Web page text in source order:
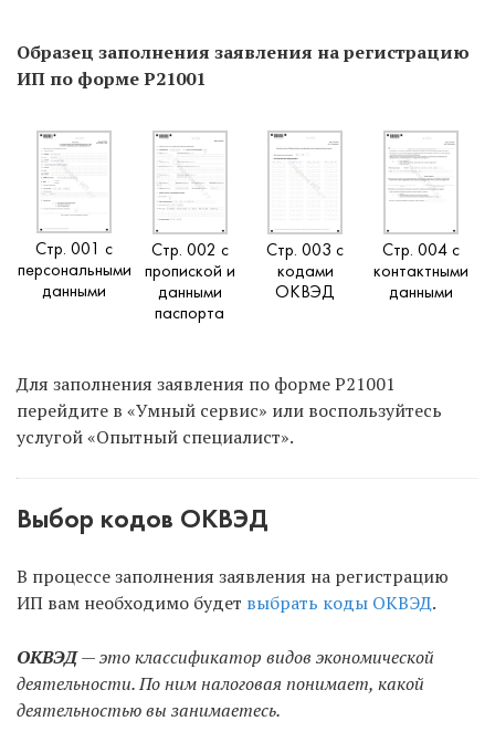
Образец заполнения заявления на регистрацию
ИП по форме Р21001
Стр. 001 с
персональными
данными
Стр. 002 с
пропиской и
данными
паспорта
Стр. 003 с
кодами
ОКВЭД
Стр. 004 с
контактными
данными
Для заполнения заявления по форме Р21001
перейдите в «Умный сервис» или воспользуйтесь
услугой «Опытный специалист».
Выбор кодов ОКВЭД
В процессе заполнения заявления на регистрацию
ИП вам необходимо будет выбрать коды ОКВЭД.
ОКВЭД— это классификатор видов экономической
деятельности. По ним налоговая понимает, какой
деятельностью вы занимаетесь.